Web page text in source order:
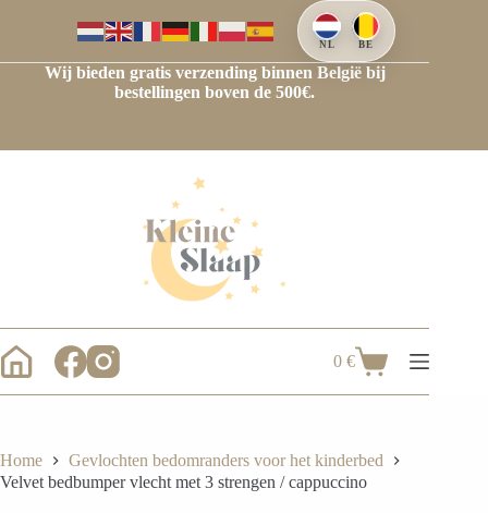
NL BE
Wij bieden gratis verzending binnen België bij
bestellingen boven de 500€.
0€
Home
Gevlochten bedomranders voor het kinderbed
Velvet bedbumper vlecht met 3 strengen / cappuccino